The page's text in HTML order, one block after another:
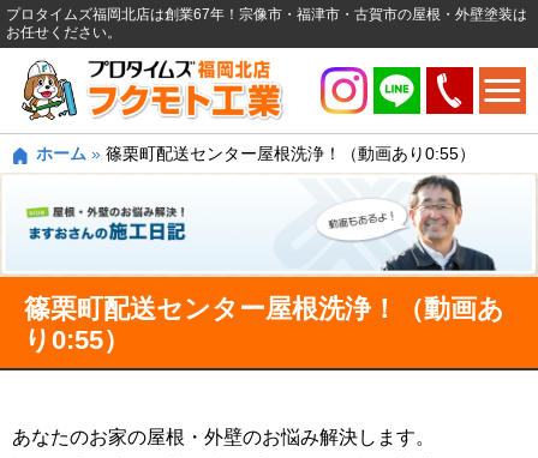
プロタイムズ福岡北店は創業67年！宗像市・福津市・古賀市の屋根・外壁塗装は
お任せください。
ホーム » 篠栗町配送センター屋根洗浄！（動画あり0:55）
篠栗町配送センター屋根洗浄！（動画あ
り0:55）
あなたのお家の屋根・外壁のお悩み解決します。